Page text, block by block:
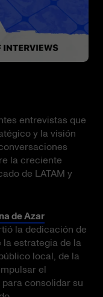
entrevistas que
y la visión
la creciente
de LATAM y
de Azar
la dedicación de
la estrategia de la
local, de la
el
consolidar su